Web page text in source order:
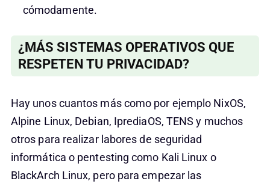
cómodamente.
¿MÁS SISTEMAS OPERATIVOS QUE
RESPETEN TU PRIVACIDAD?
Hay unos cuantos más como por ejemplo NixOS,
Alpine Linux, Debian, IprediaOS, TENS y muchos
otros para realizar labores de seguridad
informática o pentesting como Kali Linux o
BlackArch Linux, pero para empezar las